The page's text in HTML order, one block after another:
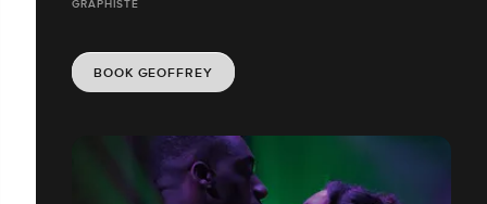
GRAPHISTE
BOOK GEOFFREY